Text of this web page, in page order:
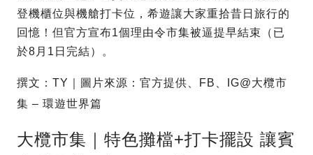
登機櫃位與機艙打卡位，希遊讓大家重拾昔日旅行的
回憶！但官方宣布1個理由令市集被逼提早結束（已
於8月1日完結）。
撰文：TY｜圖片來源：官方提供、FB、IG@大欖市
集 – 環遊世界篇
大欖市集｜特色攤檔+打卡擺設 讓賓